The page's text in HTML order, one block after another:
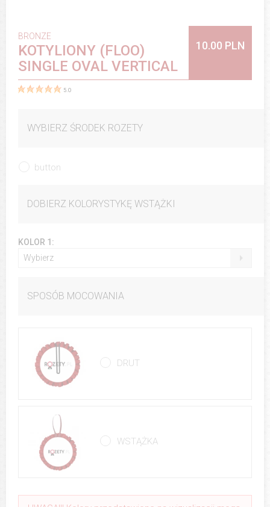
BRONZE
KOTYLIONY (FLOO)
SINGLE OVAL VERTICAL
10.00 PLN
5.0
WYBIERZ ŚRODEK ROZETY
button
DOBIERZ KOLORYSTYKĘ WSTĄŻKI
KOLOR 1:
Wybierz
SPOSÓB MOCOWANIA
DRUT
WSTĄŻKA